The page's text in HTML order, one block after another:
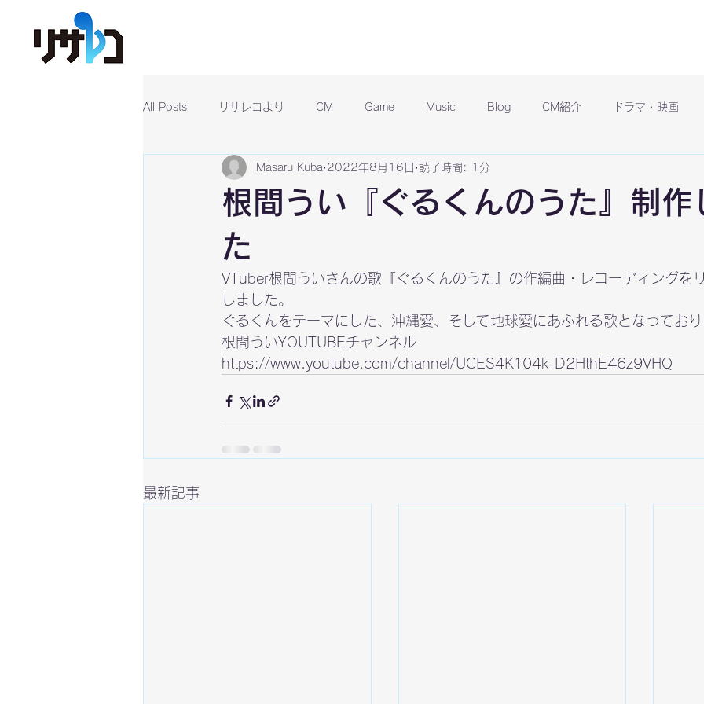
All Posts リサレコより CM Game Music Blog CM紹介 ドラマ・映画
根間うい『ぐるくんのうた』制作
た
Masaru Kuba 2022年8月16日 読了時間: 1分
VTuber根間ういさんの歌『ぐるくんのうた』の作編曲・レコーディングを
しました。
ぐるくんをテーマにした、沖縄愛、そして地球愛にあふれる歌となっており
https://www.youtube.com/channel/UCES4K104k-D2HthE46z9VHQ
最新記事